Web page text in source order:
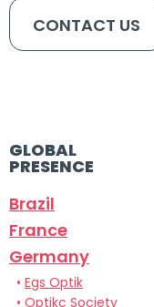
CONTACT US
GLOBAL
PRESENCE
Brazil
France
Germany
• Egs Optik
• Optikc Society